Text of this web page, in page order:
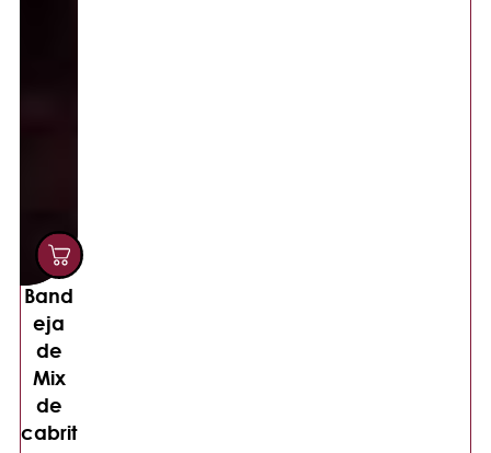
Band
eja
de
Mix
de
cabrit